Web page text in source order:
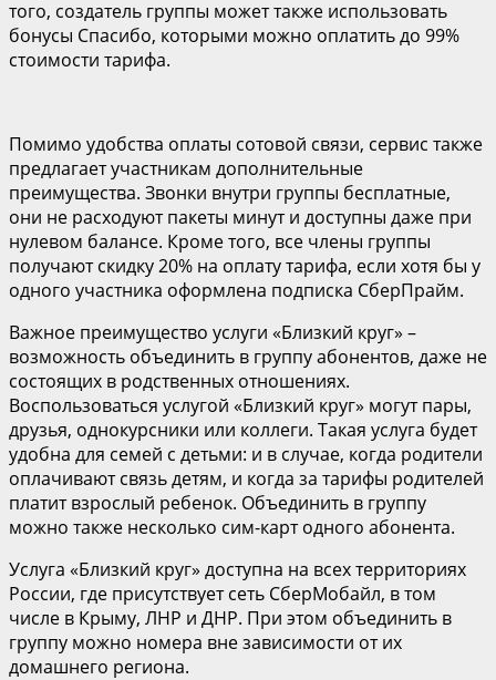
того, создатель группы может также использовать
бонусы Спасибо, которыми можно оплатить до 99%
стоимости тарифа.
Помимо удобства оплаты сотовой связи, сервис также
предлагает участникам дополнительные
преимущества. Звонки внутри группы бесплатные,
они не расходуют пакеты минут и доступны даже при
нулевом балансе. Кроме того, все члены группы
получают скидку 20% на оплату тарифа, если хотя бы у
одного участника оформлена подписка СберПрайм.
Важное преимущество услуги «Близкий круг» –
возможность объединить в группу абонентов, даже не
состоящих в родственных отношениях.
Воспользоваться услугой «Близкий круг» могут пары,
друзья, однокурсники или коллеги. Такая услуга будет
удобна для семей с детьми: и в случае, когда родители
оплачивают связь детям, и когда за тарифы родителей
платит взрослый ребенок. Объединить в группу
можно также несколько сим-карт одного абонента.
Услуга «Близкий круг» доступна на всех территориях
России, где присутствует сеть СберМобайл, в том
числе в Крыму, ЛНР и ДНР. При этом объединить в
группу можно номера вне зависимости от их
домашнего региона.